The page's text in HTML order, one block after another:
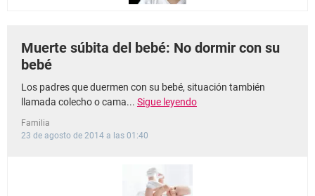
Muerte súbita del bebé: No dormir con su
bebé
Los padres que duermen con su bebé, situación también
llamada colecho o cama... Sigue leyendo
Familia
23 de agosto de 2014 a las 01:40